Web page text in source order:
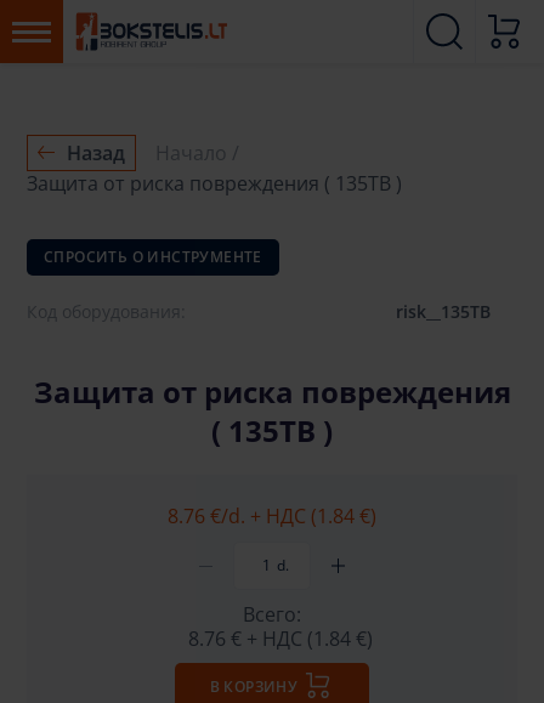
Назад
Начало
Защита от риска повреждения ( 135TB )
СПРОСИТЬ О ИНСТРУМЕНТЕ
Код оборудования: risk__135TB
Защита от риска повреждения
( 135TB )
8.76 €/d. + НДС (1.84 €)
d.
Всего:
8.76 € + НДС (1.84 €)
В КОРЗИНУ